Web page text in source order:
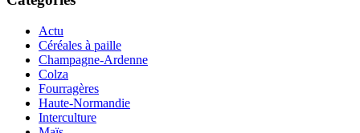
Actu
Céréales à paille
Champagne-Ardenne
Colza
Fourragères
Haute-Normandie
Interculture